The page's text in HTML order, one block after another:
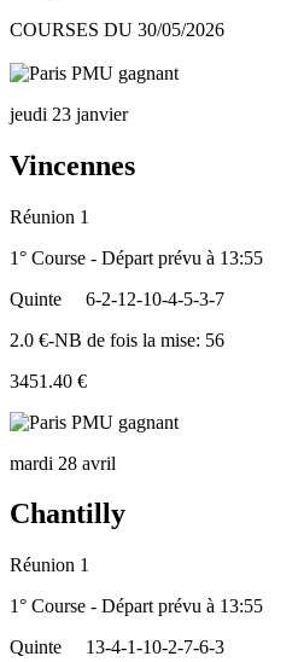
COURSES DU 30/05/2026
jeudi 23 janvier
Vincennes
Réunion 1
1° Course - Départ prévu à 13:55
Quinte
6-2-12-10-4-5-3-7
2.0 €-NB de fois la mise: 56
3451.40 €
mardi 28 avril
Chantilly
Réunion 1
1° Course - Départ prévu à 13:55
Quinte
13-4-1-10-2-7-6-3